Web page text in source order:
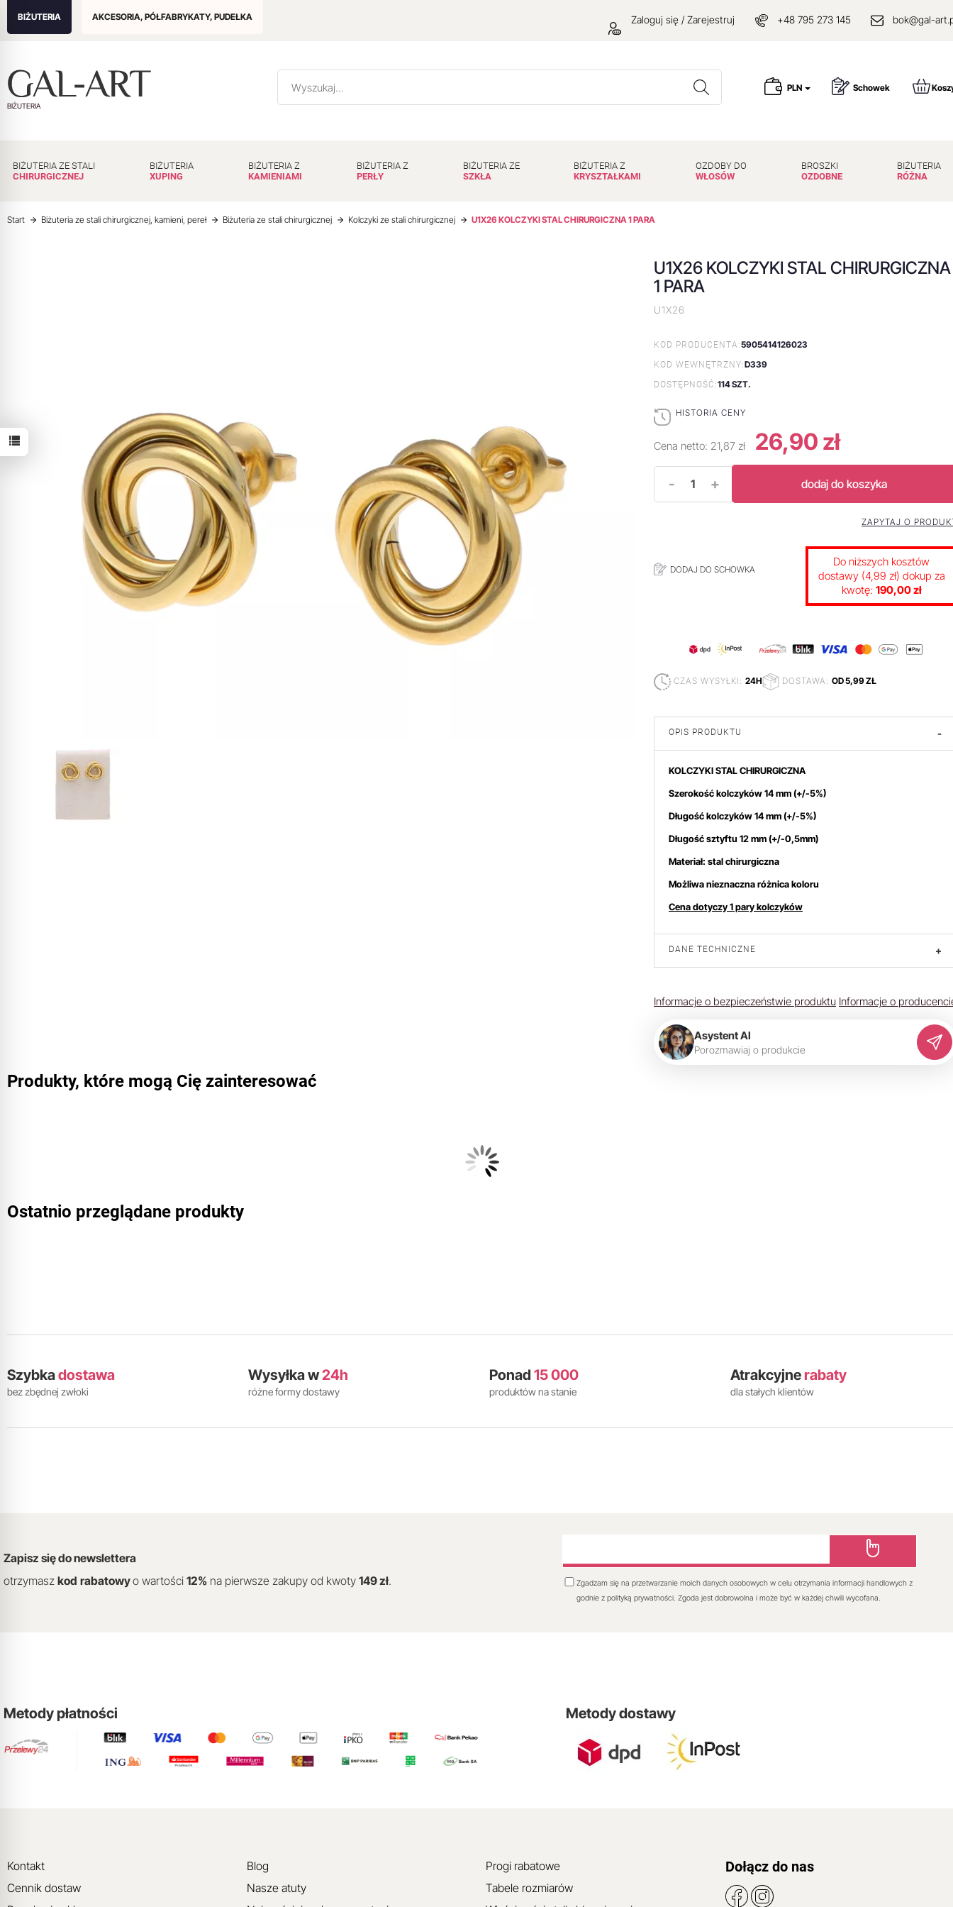
BIŻUTERIA AKCESORIA, PÓŁFABRYKATY, PUDEŁKA Zaloguj się / Zarejestruj +48 795 273 145 bok@gal-
BIŻUTERIA
Wyszukaj PLN Schowek
BIŻUTERIA ZE STALI
CHIRURGICZNEJ
BIŻUTERIA
XUPING
BIŻUTERIA Z
KAMIENIAMI
BIŻUTERIA Z
PERŁY
BIŻUTERIA ZE
SZKŁA
BIŻUTERIA Z
KRYSZTAŁKAMI
OZDOBY DO
WŁOSÓW
BROSZKI
OZDOBNE
BIŻUTERIA
RÓŻNA
Start Biżuteria ze stali chirurgicznej, kamieni, pereł Biżuteria ze stali chirurgicznej Kolczyki ze stali chirurgicznej U1X26 KOLCZYKI STAL CHIRURGICZNA 1 PARA
U1X26 KOLCZYKI STAL CHIRURGICZNA
1 PARA
U1X26
KOD PRODUCENTA:5905414126023
KOD WEWNĘTRZNY:D339
DOSTĘPNOŚĆ:114 SZT.
HISTORIA CENY
Cena netto: 21,87 zł 26,90 zł
- + dodaj do koszyka
DODAJ DO SCHOWKA
ZAPYTAJ O
Do niższych kosztów
dostawy (4,99 zł) dokup za
kwotę: 190,00 zł
CZAS WYSYŁKI: 24H DOSTAWA: OD 5,99 ZŁ
OPIS PRODUKTU -
KOLCZYKI STAL CHIRURGICZNA
Szerokość kolczyków 14 mm (+/-5%)
Długość kolczyków 14 mm (+/-5%)
Długość sztyftu 12 mm (+/-0,5mm)
Materiał: stal chirurgiczna
Możliwa nieznaczna różnica koloru
Cena dotyczy 1 pary kolczyków
DANE TECHNICZNE +
Informacje o bezpieczeństwie produktu Informacje o
Asystent AI
Porozmawiaj o produkcie
Produkty, które mogą Cię zainteresować
Ostatnio przeglądane produkty
Szybkadostawa
bez zbędnej zwłoki
Wysyłka w24h
różne formy dostawy
Ponad 15 000
produktów na stanie
Atrakcyjne rabaty
dla stałych klientów
Zapisz się do newslettera
otrzymasz kod rabatowyo wartości 12% na pierwsze zakupy od kwoty 149 zł.
Zgadzam się na przetwarzanie moich danych osobowych w celu otrzymania informacji handlowych z
godnie z polityką prywatności. Zgoda jest dobrowolna i może być w każdej chwili wycofana.
Metody płatności Metody dostawy
Kontakt
Cennik dostaw
Blog
Nasze atuty
Progi rabatowe
Tabele rozmiarów
Dołącz do nas